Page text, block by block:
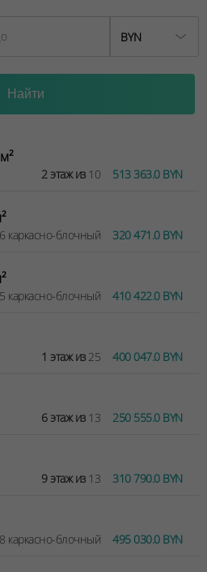
BYN
2 этаж из10 513 363.0 BYN
каркасно-блочный 320 471.0 BYN
каркасно-блочный 410 422.0 BYN
1 этаж из25 400 047.0 BYN
6 этаж из13 250 555.0 BYN
9 этаж из13 310 790.0 BYN
каркасно-блочный 495 030.0 BYN